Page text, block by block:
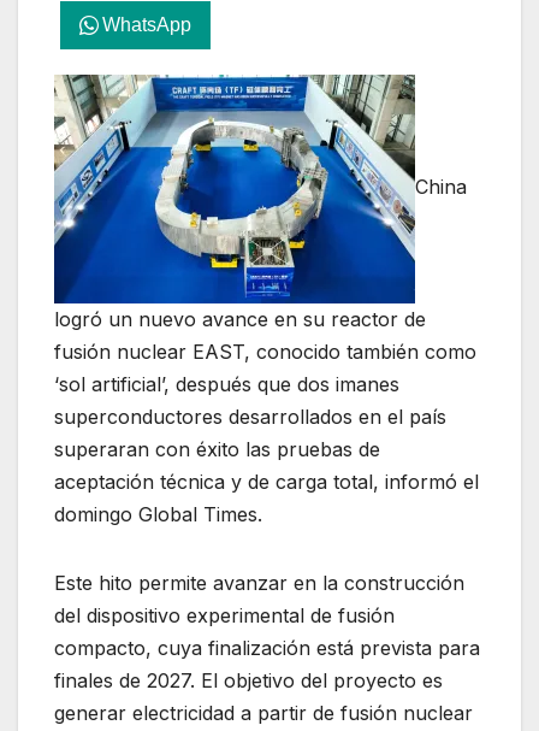
WhatsApp
China
logró un nuevo avance en su reactor de
fusión nuclear EAST, conocido también como
‘sol artificial’, después que dos imanes
superconductores desarrollados en el país
superaran con éxito las pruebas de
aceptación técnica y de carga total, informó el
domingo Global Times.
Este hito permite avanzar en la construcción
del dispositivo experimental de fusión
compacto, cuya finalización está prevista para
finales de 2027. El objetivo del proyecto es
generar electricidad a partir de fusión nuclear